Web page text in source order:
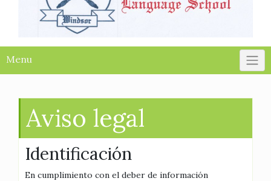
Menu
Aviso legal
Identificación
En cumplimiento con el deber de información